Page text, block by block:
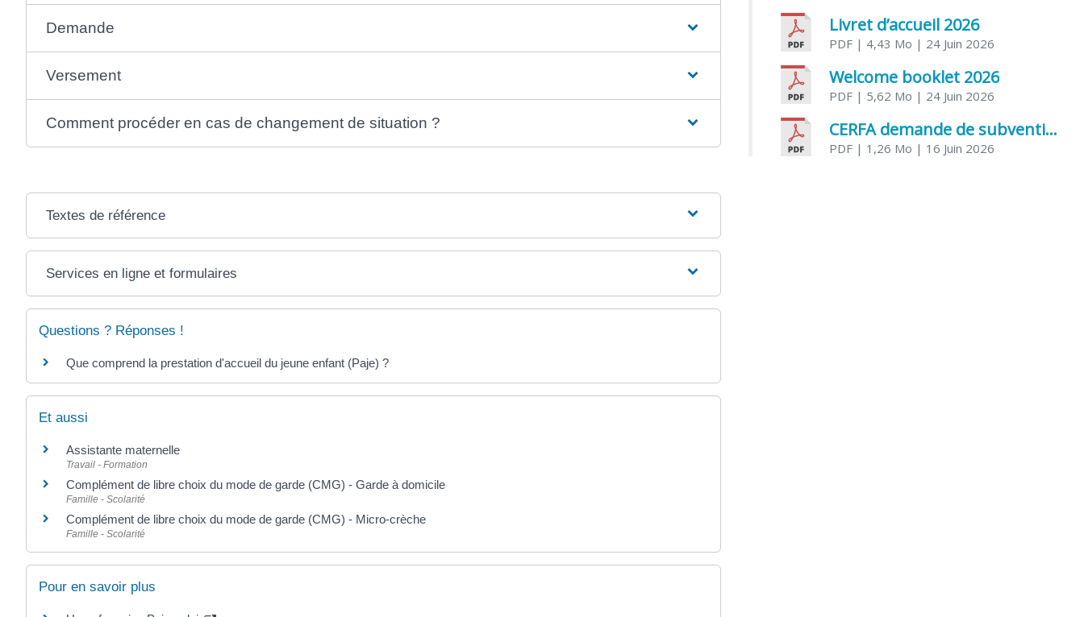
Demande
Versement
Comment procéder en cas de changement de situation ?
Textes de référence
Services en ligne et formulaires
Questions ? Réponses !
Que comprend la prestation d'accueil du jeune enfant (Paje) ?
Et aussi
Assistante maternelle
Travail - Formation
Complément de libre choix du mode de garde (CMG) - Garde à domicile
Famille - Scolarité
Complément de libre choix du mode de garde (CMG) - Micro-crèche
Famille - Scolarité
Pour en savoir plus
Livret d’accueil 2026
PDF | 4,43 Mo | 24 Juin 2026
Welcome booklet 2026
PDF | 5,62 Mo | 24 Juin 2026
CERFA demande de subvention association
PDF | 1,26 Mo | 16 Juin 2026